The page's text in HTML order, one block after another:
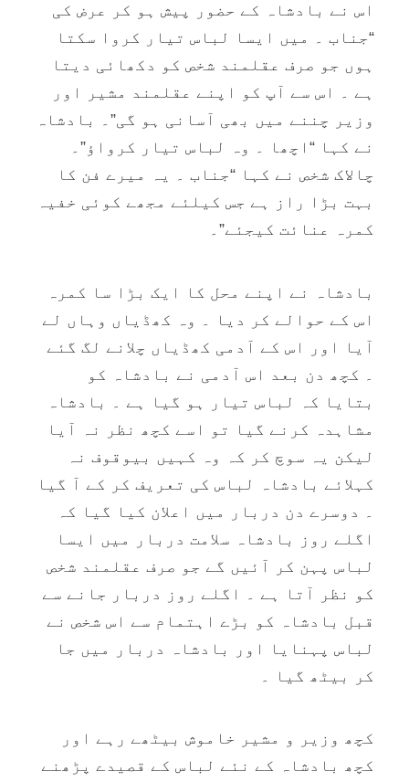
اس نے بادشاہ کے حضور پیش ہو کر عرض کی
“جناب ۔ میں ایسا لباس تیار کروا سکتا
ہوں جو صرف عقلمند شخص کو دکھائی دیتا
ہے ۔ اس سے آپ کو اپنے عقلمند مشیر اور
وزیر چننے میں بھی آسانی ہو گی”۔ بادشاہ
نے کہا “اچھا ۔ وہ لباس تیار کرواؤ”۔
چالاک شخص نے کہا “جناب ۔ یہ میرے فن کا
بہت بڑا راز ہے جس کیلئے مجھے کوئی خفیہ
کمرہ عنائت کیجئے”۔
بادشاہ نے اپنے محل کا ایک بڑا سا کمرہ
اس کے حوالے کر دیا ۔ وہ کھڈیاں وہاں لے
آیا اور اس کے آدمی کھڈیاں چلانے لگ گئے
۔ کچھ دن بعد اس آدمی نے بادشاہ کو
بتایا کہ لباس تیار ہو گیا ہے ۔ بادشاہ
مشاہدہ کرنے گیا تو اسے کچھ نظر نہ آیا
لیکن یہ سوچ کر کہ وہ کہیں بیوقوف نہ
کہلائے بادشاہ لباس کی تعریف کر کے آ گیا
۔ دوسرے دن دربار میں اعلان کیا گیا کہ
اگلے روز بادشاہ سلامت دربار میں ایسا
لباس پہن کر آئیں گے جو صرف عقلمند شخص
کو نظر آتا ہے ۔ اگلے روز دربار جانے سے
قبل بادشاہ کو بڑے اہتمام سے اس شخص نے
لباس پہنایا اور بادشاہ دربار میں جا
کر بیٹھ گیا ۔
کچھ وزیر و مشیر خاموش بیٹھے رہے اور
کچھ بادشاہ کے نئے لباس کے قصیدے پڑھنے